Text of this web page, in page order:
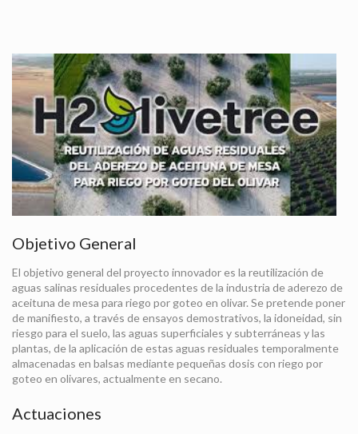
Objetivo General
El objetivo general del proyecto innovador es la reutilización de
aguas salinas residuales procedentes de la industria de aderezo de
aceituna de mesa para riego por goteo en olivar. Se pretende poner
de manifiesto, a través de ensayos demostrativos, la idoneidad, sin
riesgo para el suelo, las aguas superficiales y subterráneas y las
plantas, de la aplicación de estas aguas residuales temporalmente
almacenadas en balsas mediante pequeñas dosis con riego por
goteo en olivares, actualmente en secano.
Actuaciones